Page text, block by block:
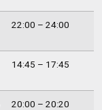
22:00 – 24:00
14:45 – 17:45
20:00 – 20:20